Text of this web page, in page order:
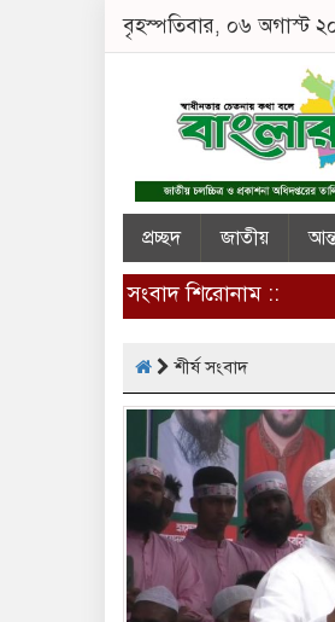
বৃহস্পতিবার, ০৬ অগাস্ট
প্রচ্ছদ জাতীয়
সংবাদ শিরোনাম ::
শীর্ষ সংবাদ